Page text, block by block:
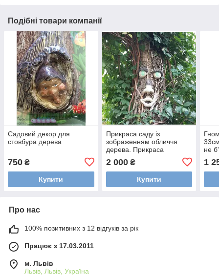
Подібні товари компанії
Садовий декор для
стовбура дерева
750 ₴
Купити
Прикраса саду із
зображенням обличчя
дерева. Прикраса
стовбура дерева з очима,
що у ночі світяться.
2 000₴
Купити
не
1
Про нас
100% позитивних з 12 відгуків за рік
Працює з 17.03.2011
м. Львів
Львів, Львів, Україна